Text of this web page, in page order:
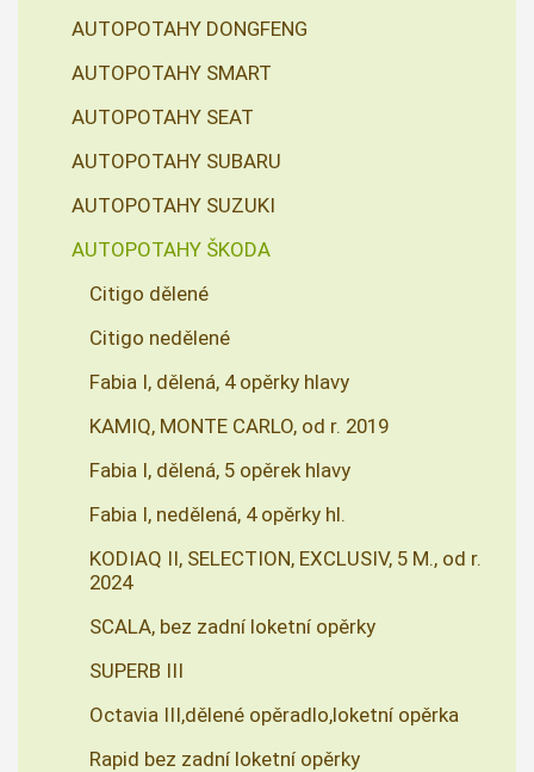
AUTOPOTAHY DONGFENG
AUTOPOTAHY SMART
AUTOPOTAHY SEAT
AUTOPOTAHY SUBARU
AUTOPOTAHY SUZUKI
AUTOPOTAHY ŠKODA
Citigo dělené
Citigo nedělené
Fabia I, dělená, 4 opěrky hlavy
KAMIQ, MONTE CARLO, od r. 2019
Fabia I, dělená, 5 opěrek hlavy
Fabia I, nedělená, 4 opěrky hl.
KODIAQ II, SELECTION, EXCLUSIV, 5 M., od r.
2024
SCALA, bez zadní loketní opěrky
SUPERB III
Octavia III,dělené opěradlo,loketní opěrka
Rapid bez zadní loketní opěrky